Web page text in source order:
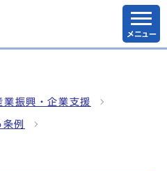
メニュー
業振興・企業支援
例